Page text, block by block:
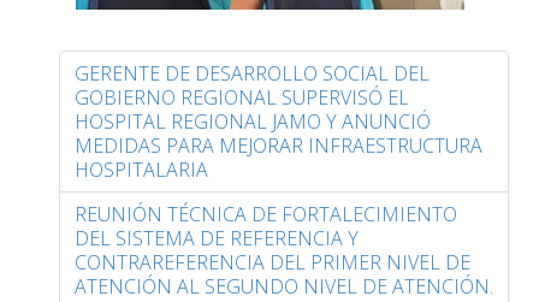
GERENTE DE DESARROLLO SOCIAL DEL
GOBIERNO REGIONAL SUPERVISÓ EL
HOSPITAL REGIONAL JAMO Y ANUNCIÓ
MEDIDAS PARA MEJORAR INFRAESTRUCTURA
HOSPITALARIA
REUNIÓN TÉCNICA DE FORTALECIMIENTO
DEL SISTEMA DE REFERENCIA Y
CONTRAREFERENCIA DEL PRIMER NIVEL DE
ATENCIÓN AL SEGUNDO NIVEL DE ATENCIÓN.